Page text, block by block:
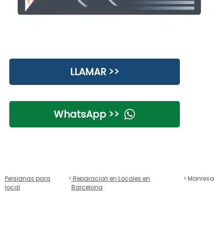
LLAMAR >>
WhatsApp >>
Persianas para
local
Reparacion en Locales en
Barcelona
Manresa